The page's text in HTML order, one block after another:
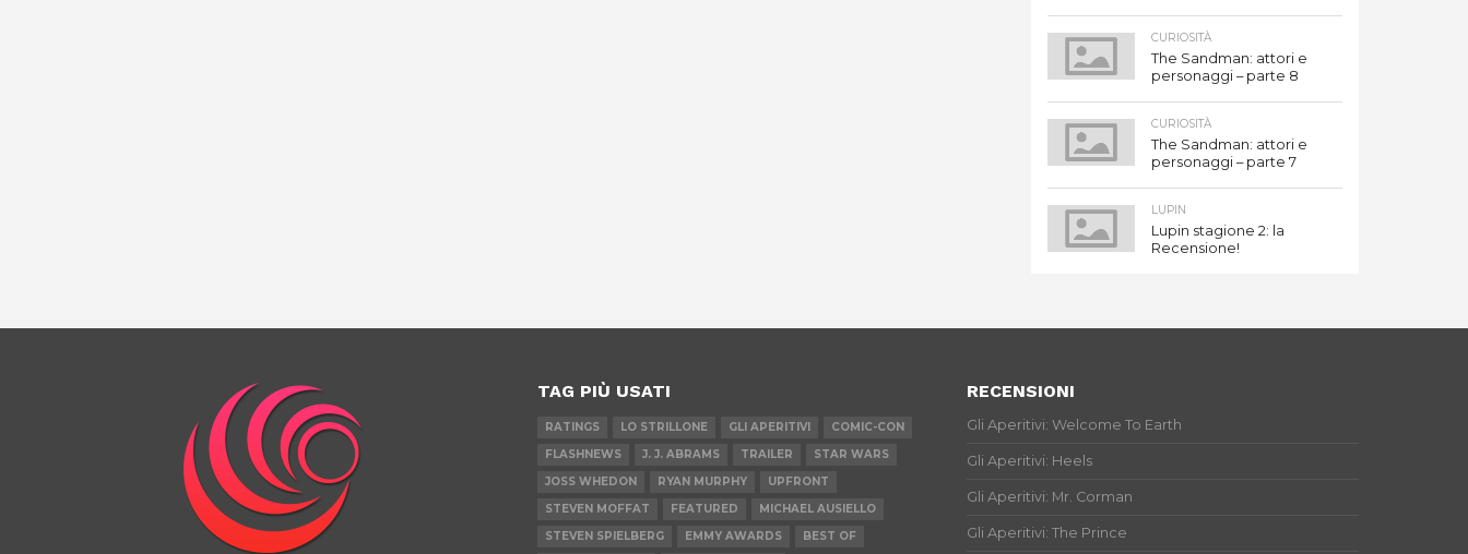
CURIOSITÀ
The Sandman: attori e
personaggi – parte 8
CURIOSITÀ
The Sandman: attori e
personaggi – parte 7
LUPIN
Lupin stagione 2: la
Recensione!
TAG PIÙ USATI
RATINGS LO STRILLONE GLI APERITIVI
COMIC-CON
FLASHNEWS
J. J. ABRAMS TRAILER
STAR WARS
JOSS WHEDON
RYAN MURPHY
UPFRONT
STEVEN MOFFAT
FEATURED
MICHAEL AUSIELLO
STEVEN SPIELBERG
EMMY AWARDS BEST OF
RECENSIONI
Gli Aperitivi: Welcome To Earth
Gli Aperitivi: Heels
Gli Aperitivi: Mr. Corman
Gli Aperitivi: The Prince